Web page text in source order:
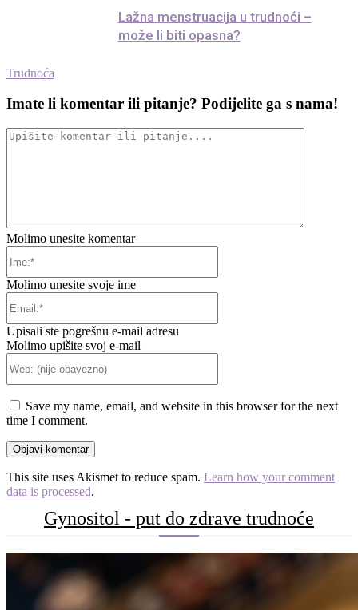
Trudnoća
Lažna menstruacija u trudnoći –
može li biti opasna?
Imate li komentar ili pitanje? Podijelite ga s nama!
Molimo unesite komentar
Molimo unesite svoje ime
Upisali ste pogrešnu e-mail adresu
Molimo upišite svoj e-mail
obavezno)
Save my name, email, and website in this browser for the next
time I comment.
This site uses Akismet to reduce spam. Learn how your comment
data is processed.
Gynositol - put do zdrave trudnoće